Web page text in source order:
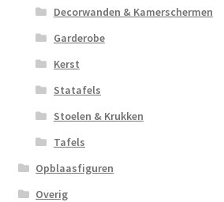
Decorwanden & Kamerschermen
Garderobe
Kerst
Statafels
Stoelen & Krukken
Tafels
Opblaasfiguren
Overig